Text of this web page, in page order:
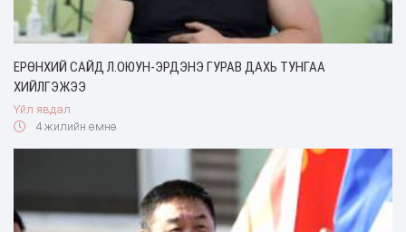
ЕРӨНХИЙ САЙД Л.ОЮУН-ЭРДЭНЭ ГУРАВ ДАХЬ ТУНГАА
ХИЙЛГЭЖЭЭ
Үйл явдал
4 жилийн өмнө